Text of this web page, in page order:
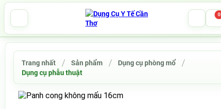
0
Trang nhất Sản phẩm
Dụng cụ phòng mổ
Dụng cụ phẫu thuật